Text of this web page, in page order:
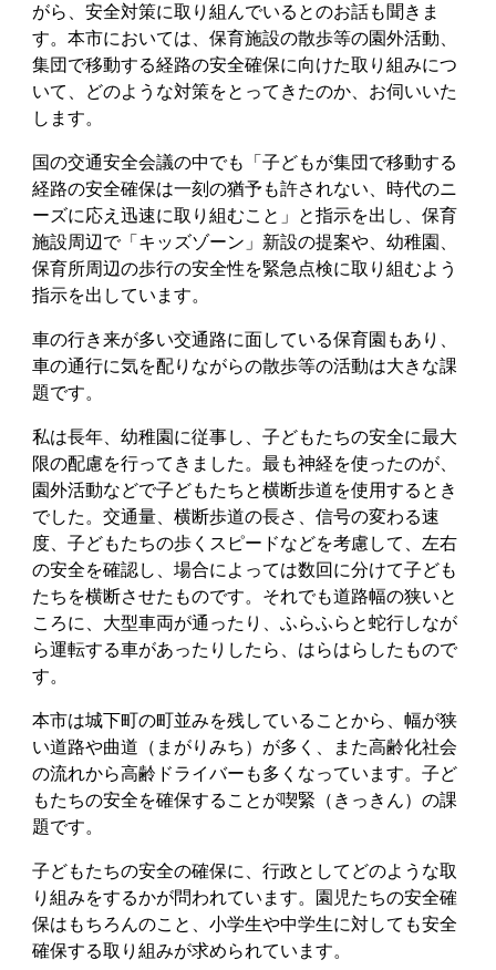
がら、安全対策に取り組んでいるとのお話も聞きま
す。本市においては、保育施設の散歩等の園外活動、
集団で移動する経路の安全確保に向けた取り組みにつ
いて、どのような対策をとってきたのか、お伺いいた
します。
国の交通安全会議の中でも「子どもが集団で移動する
経路の安全確保は一刻の猶予も許されない、時代のニ
ーズに応え迅速に取り組むこと」と指示を出し、保育
施設周辺で「キッズゾーン」新設の提案や、幼稚園、
保育所周辺の歩行の安全性を緊急点検に取り組むよう
指示を出しています。
車の行き来が多い交通路に面している保育園もあり、
車の通行に気を配りながらの散歩等の活動は大きな課
題です。
私は長年、幼稚園に従事し、子どもたちの安全に最大
限の配慮を行ってきました。最も神経を使ったのが、
園外活動などで子どもたちと横断歩道を使用するとき
でした。交通量、横断歩道の長さ、信号の変わる速
度、子どもたちの歩くスピードなどを考慮して、左右
の安全を確認し、場合によっては数回に分けて子ども
たちを横断させたものです。それでも道路幅の狭いと
ころに、大型車両が通ったり、ふらふらと蛇行しなが
ら運転する車があったりしたら、はらはらしたもので
す。
本市は城下町の町並みを残していることから、幅が狭
い道路や曲道（まがりみち）が多く、また高齢化社会
の流れから高齢ドライバーも多くなっています。子ど
もたちの安全を確保することが喫緊（きっきん）の課
題です。
子どもたちの安全の確保に、行政としてどのような取
り組みをするかが問われています。園児たちの安全確
保はもちろんのこと、小学生や中学生に対しても安全
確保する取り組みが求められています。